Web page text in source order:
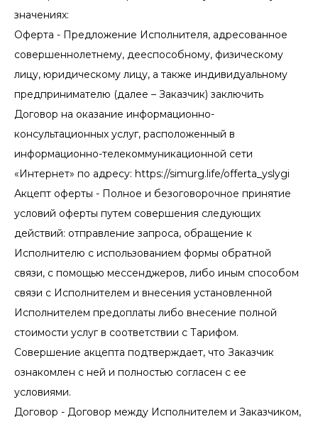
значениях:
Оферта - Предложение Исполнителя, адресованное
совершеннолетнему, дееспособному, физическому
лицу, юридическому лицу, а также индивидуальному
предпринимателю (далее – Заказчик) заключить
Договор на оказание информационно-
консультационных услуг, расположенный в
информационно-телекоммуникационной сети
«Интернет» по адресу: https://simurg.life/offerta_yslygi
Акцепт оферты - Полное и безоговорочное принятие
условий оферты путем совершения следующих
действий: отправление запроса, обращение к
Исполнителю с использованием формы обратной
связи, с помощью мессенджеров, либо иным способом
связи с Исполнителем и внесения установленной
Исполнителем предоплаты либо внесение полной
стоимости услуг в соответствии с Тарифом.
Совершение акцепта подтверждает, что Заказчик
ознакомлен с ней и полностью согласен с ее
условиями.
Договор - Договор между Исполнителем и Заказчиком,